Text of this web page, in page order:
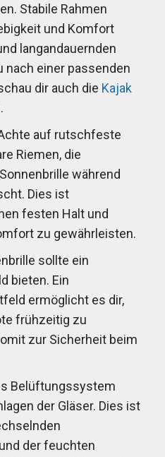
Stabile Rahmen
und Komfort
langandauernden
nach einer passenden
dir auch die Kajak
auf rutschfeste
Riemen, die
während
Dies ist
festen Halt und
zu gewährleisten.
sollte ein
bieten. Ein
ermöglicht es dir,
frühzeitig zu
zur Sicherheit beim
Belüftungssystem
der Gläser. Dies ist
der feuchten